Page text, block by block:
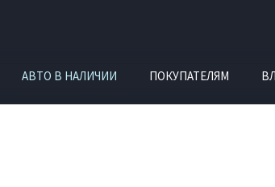
АВТО В НАЛИЧИИ ПОКУПАТЕЛЯМ